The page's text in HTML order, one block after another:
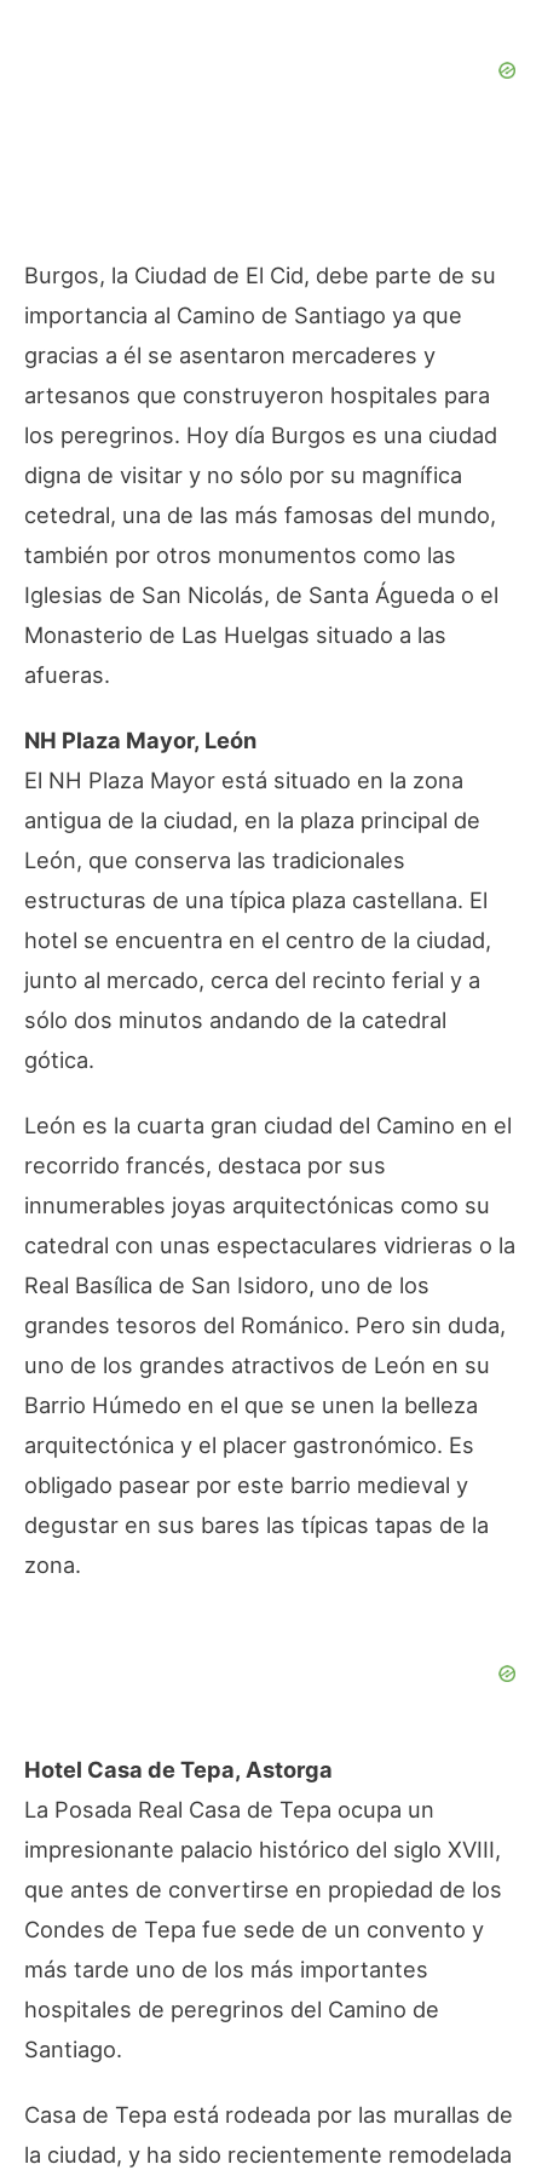
Burgos, la Ciudad de El Cid, debe parte de su
importancia al Camino de Santiago ya que
gracias a él se asentaron mercaderes y
artesanos que construyeron hospitales para
los peregrinos. Hoy día Burgos es una ciudad
digna de visitar y no sólo por su magnífica
cetedral, una de las más famosas del mundo,
también por otros monumentos como las
Iglesias de San Nicolás, de Santa Águeda o el
Monasterio de Las Huelgas situado a las
afueras.
NH Plaza Mayor, León
El NH Plaza Mayor está situado en la zona
antigua de la ciudad, en la plaza principal de
León, que conserva las tradicionales
estructuras de una típica plaza castellana. El
hotel se encuentra en el centro de la ciudad,
junto al mercado, cerca del recinto ferial y a
sólo dos minutos andando de la catedral
gótica.
León es la cuarta gran ciudad del Camino en el
recorrido francés, destaca por sus
innumerables joyas arquitectónicas como su
catedral con unas espectaculares vidrieras o la
Real Basílica de San Isidoro, uno de los
grandes tesoros del Románico. Pero sin duda,
uno de los grandes atractivos de León en su
Barrio Húmedo en el que se unen la belleza
arquitectónica y el placer gastronómico. Es
obligado pasear por este barrio medieval y
degustar en sus bares las típicas tapas de la
zona.
Hotel Casa de Tepa, Astorga
La Posada Real Casa de Tepa ocupa un
impresionante palacio histórico del siglo XVIII,
que antes de convertirse en propiedad de los
Condes de Tepa fue sede de un convento y
más tarde uno de los más importantes
hospitales de peregrinos del Camino de
Santiago.
Casa de Tepa está rodeada por las murallas de
la ciudad, y ha sido recientemente remodelada